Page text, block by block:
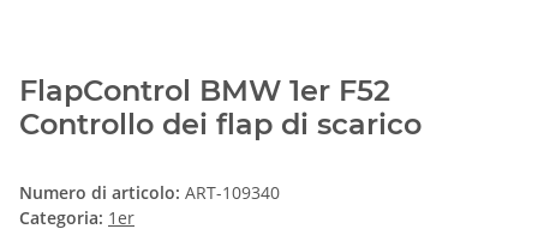
FlapControl BMW 1er F52
Controllo dei flap di scarico
Numero di articolo: ART-109340
Categoria: 1er